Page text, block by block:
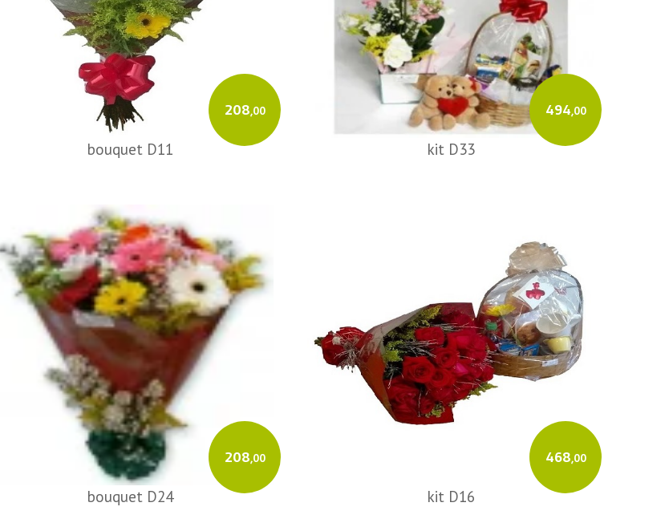
208,00
bouquet D11
494,00
kit D33
208,00
bouquet D24
468,00
kit D16